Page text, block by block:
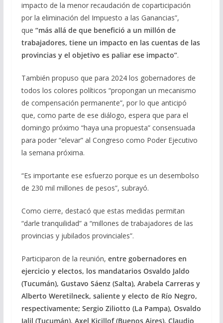
impacto de la menor recaudación de coparticipación
por la eliminación del Impuesto a las Ganancias”,
que “más allá de que benefició a un millón de
trabajadores, tiene un impacto en las cuentas de las
provincias y el objetivo es paliar ese impacto”.
También propuso que para 2024 los gobernadores de
todos los colores políticos “propongan un mecanismo
de compensación permanente”, por lo que anticipó
que, como parte de ese diálogo, espera que para el
domingo próximo “haya una propuesta” consensuada
para poder “elevar” al Congreso como Poder Ejecutivo
la semana próxima.
“Es importante ese esfuerzo porque es un desembolso
de 230 mil millones de pesos”, subrayó.
Como cierre, destacó que estas medidas permitan
“darle tranquilidad” a “millones de trabajadores de las
provincias y jubilados provinciales”.
Participaron de la reunión, entre gobernadores en
ejercicio y electos, los mandatarios Osvaldo Jaldo
(Tucumán), Gustavo Sáenz (Salta), Arabela Carreras y
Alberto Weretilneck, saliente y electo de Río Negro,
respectivamente; Sergio Ziliotto (La Pampa), Osvaldo
Jalil (Tucumán), Axel Kicillof (Buenos Aires), Claudio